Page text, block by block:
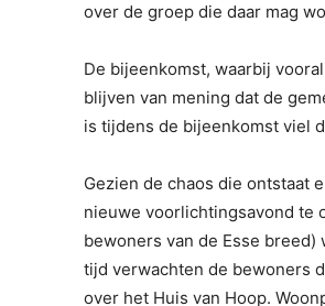
over de groep die daar mag
De bijeenkomst, waarbij
blijven van mening dat de
is tijdens de bijeenkomst viel
Gezien de chaos die ontstaat
nieuwe voorlichtingsavond te
bewoners van de Esse
tijd verwachten de bewoners
over het Huis van Hoop.